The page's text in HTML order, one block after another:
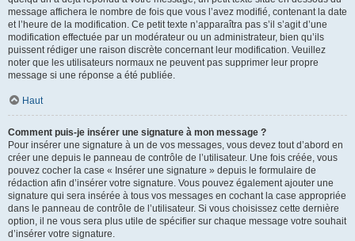
message affichera le nombre de fois que vous l’avez modifié, contenant la date
et l’heure de la modification. Ce petit texte n’apparaîtra pas s’il s’agit d’une
modification effectuée par un modérateur ou un administrateur, bien qu’ils
puissent rédiger une raison discrète concernant leur modification. Veuillez
noter que les utilisateurs normaux ne peuvent pas supprimer leur propre
message si une réponse a été publiée.
Haut
Comment puis-je insérer une signature à mon message ?
Pour insérer une signature à un de vos messages, vous devez tout d’abord en
créer une depuis le panneau de contrôle de l’utilisateur. Une fois créée, vous
pouvez cocher la case « Insérer une signature » depuis le formulaire de
rédaction afin d’insérer votre signature. Vous pouvez également ajouter une
signature qui sera insérée à tous vos messages en cochant la case appropriée
dans le panneau de contrôle de l’utilisateur. Si vous choisissez cette dernière
option, il ne vous sera plus utile de spécifier sur chaque message votre souhait
d’insérer votre signature.